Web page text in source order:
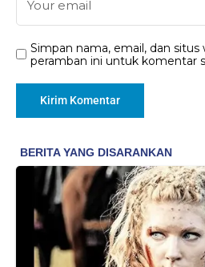
Simpan nama, email, dan situs
peramban ini untuk komentar